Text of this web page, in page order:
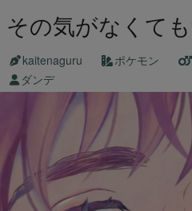
その気がなくて
kaitenaguru ポケモン
ダンデ